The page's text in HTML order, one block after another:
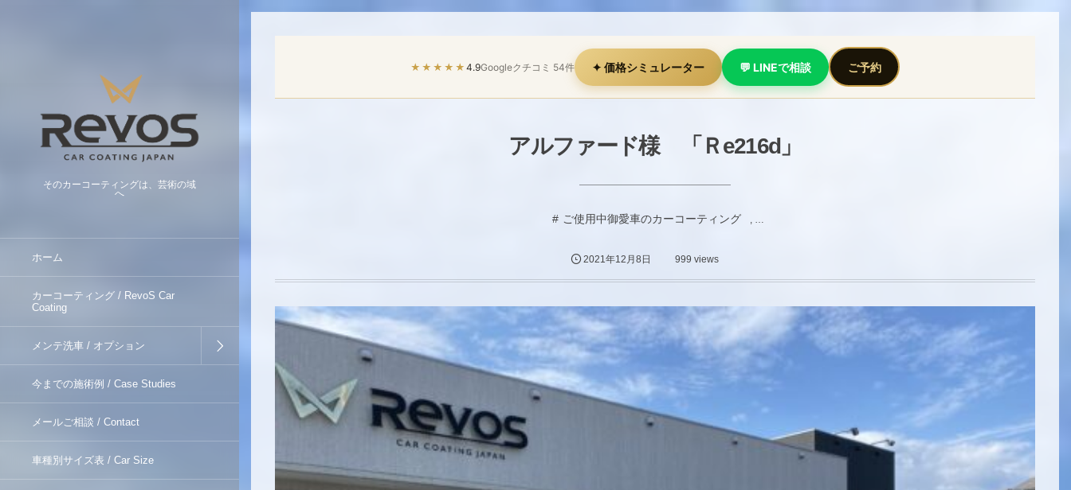
そのカーコーティングは、芸術の域
へ
ホーム
カーコーティング / RevoS Car
Coating
メンテ洗車 / オプション
今までの施術例 / Case Studies
メールご相談 / Contact
車種別サイズ表 / Car Size
★★★★★ 4.9Googleクチコミ 54件 ✦ 価格シミュレーター 💬 LINEで相談 ご予約
アルファード様 「Ｒe216d」
ご使用中御愛車のカーコーティング , …
2021年12月8日 999 views